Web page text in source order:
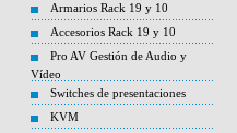
Armarios Rack 19 y 10
Accesorios Rack 19 y 10
Pro AV Gestión de Audio y
Vídeo
Switches de presentaciones
KVM